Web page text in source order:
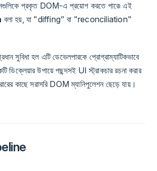
প্রকৃত DOM-এ প্রয়োগ করতে পারে৷ এই
বলা হয়, যা "diffing" বা "reconciliation"
সুবিধা হল এটি ডেভেলপারকে প্রোগ্রাম্যাটিকভাবে
ডিক্লেয়ার উপায়ে পছন্দসই UI স্ট্রাকচার রচনা করার
কাছে সরাসরি DOM ম্যানিপুলেশন ছেড়ে যায়।